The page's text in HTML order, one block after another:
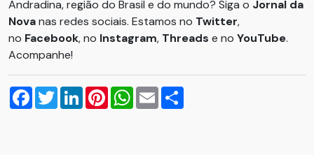
Andradina, região do Brasil e do mundo? Siga o Jornal da
Novanas redes sociais. Estamos no Twitter,
no Facebook, no Instagram, Threads e no YouTube.
Acompanhe!
Facebook
TwitterLinkedInPinterestWhatsApp
Email